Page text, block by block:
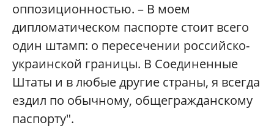
оппозиционностью. – В моем
дипломатическом паспорте стоит всего
один штамп: о пересечении российско-
украинской границы. В Соединенные
Штаты и в любые другие страны, я всегда
ездил по обычному, общегражданскому
паспорту".